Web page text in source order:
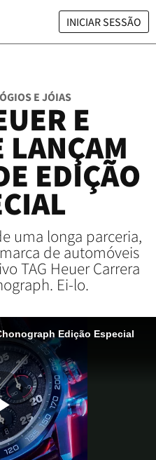
INICIAR SESSÃO
E JÓIAS
E
LANÇAM
EDIÇÃO
uma longa parceria,
de automóveis
TAG Heuer Carrera
Ei-lo.